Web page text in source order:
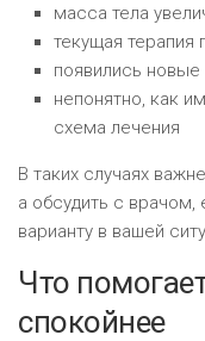
масса тела
текущая терапия
появились
непонятно, как
схема лечения
В таких случаях
а обсудить с
варианту в вашей
Что
спокойнее